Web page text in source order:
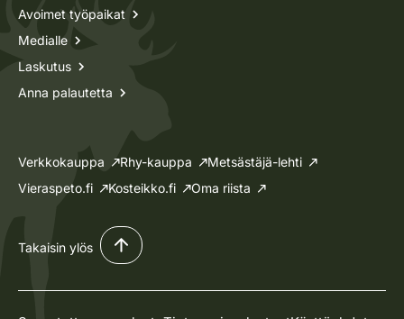
Avoimet työpaikat
Medialle
Laskutus
Anna palautetta
Verkkokauppa Rhy-kauppa
Metsästäjä-lehti
Vieraspeto.fi
Kosteikko.fi Oma riista
Takaisin ylös